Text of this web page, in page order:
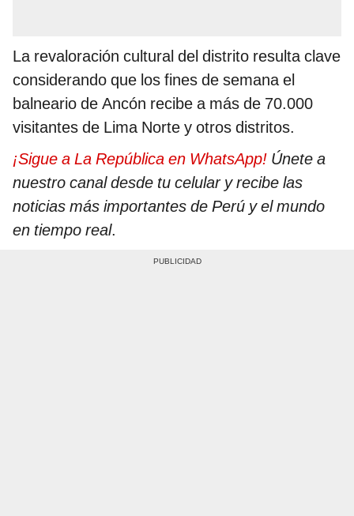
La revaloración cultural del distrito resulta clave
considerando que los fines de semana el
balneario de Ancón recibe a más de 70.000
visitantes de Lima Norte y otros distritos.
¡Sigue a La República en WhatsApp! Únete a
nuestro canal desde tu celular y recibe las
noticias más importantes de Perú y el mundo
en tiempo real.